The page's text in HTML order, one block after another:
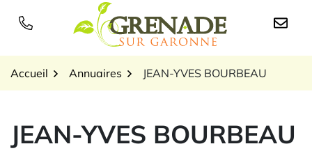
Logo Grenade sur
Accueil Annuaires JEAN-YVES BOURBEAU
JEAN-YVES BOURBEAU